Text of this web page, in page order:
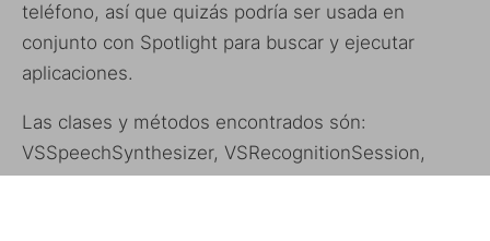
teléfono, así que quizás podría ser usada en
conjunto con Spotlight para buscar y ejecutar
aplicaciones.
Las clases y métodos encontrados són:
VSSpeechSynthesizer, VSRecognitionSession,